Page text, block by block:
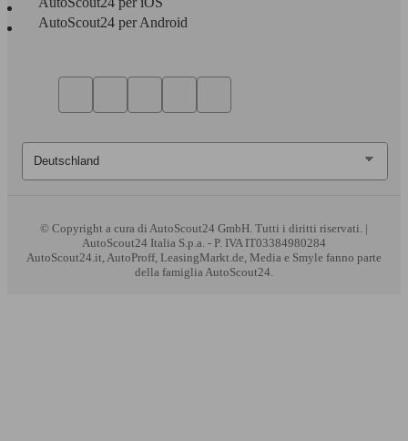
AutoScout24 per Android
© Copyright a cura di AutoScout24 GmbH. Tutti i diritti riservati. |
AutoScout24 Italia S.p.a. - P. IVA IT03384980284
AutoScout24.it, AutoProff, LeasingMarkt.de, Media e Smyle fanno parte
della famiglia AutoScout24.